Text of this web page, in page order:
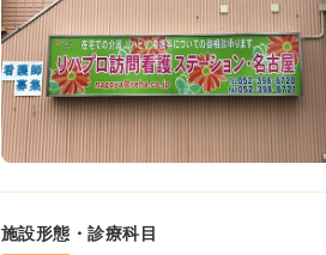
施設形態・診療科目